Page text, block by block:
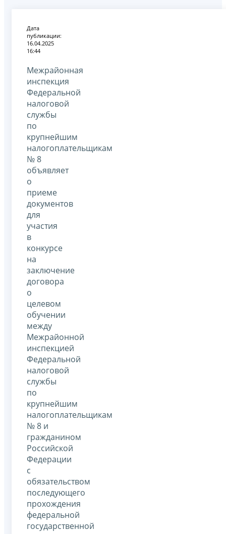
Дата
публикации:
16.04.2025
16:44
Межрайонная
инспекция
Федеральной
налоговой
службы
по
крупнейшим
налогоплательщикам
№ 8
объявляет
о
приеме
документов
для
участия
в
конкурсе
на
заключение
договора
о
целевом
обучении
между
Межрайонной
инспекцией
Федеральной
налоговой
службы
по
крупнейшим
налогоплательщикам
№ 8 и
гражданином
Российской
Федерации
с
обязательством
последующего
прохождения
федеральной
государственной